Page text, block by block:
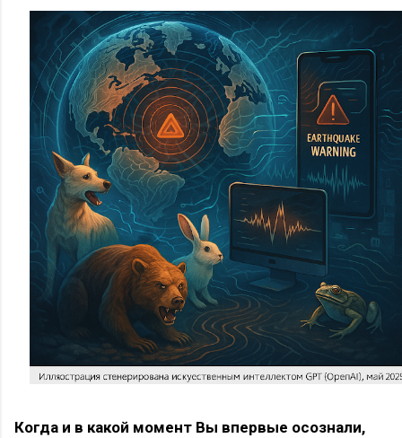
Когда и в какой момент Вы впервые осознали,